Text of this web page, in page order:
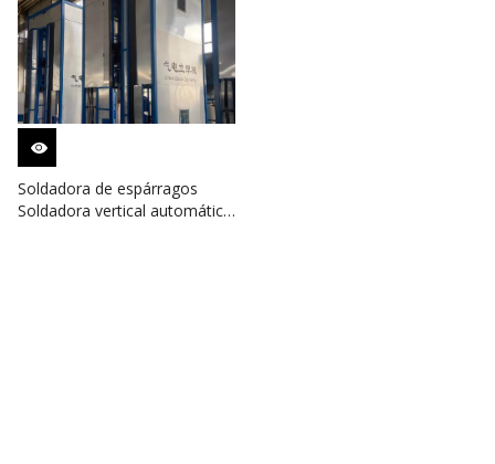
Soldadora de espárragos
Soldadora vertical automática